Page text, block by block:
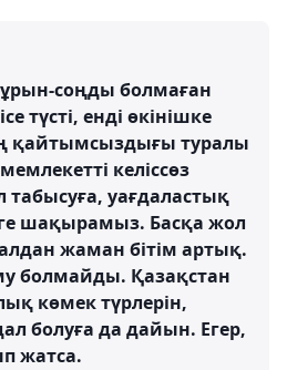
соңды болмаған
түсті, енді өкінішке
қайтымсыздығы туралы
келіссөз
табысуға, уағдаластық
шақырамыз. Басқа жол
жаман бітім артық.
болмайды. Қазақстан
көмек түрлерін,
болуға да дайын. Егер,
жатса.